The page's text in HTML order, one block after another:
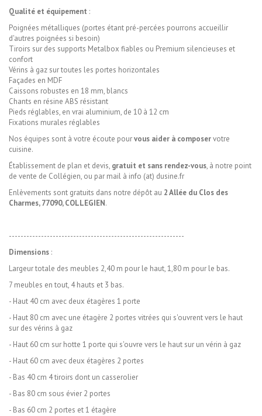
Qualité et équipement :
Poignées métalliques (portes étant pré-percées pourrons accueillir
d'autres poignées si besoin)
Tiroirs sur des supports Metalbox fiables ou Premium silencieuses et
confort
Vérins à gaz sur toutes les portes horizontales
Façades en MDF
Caissons robustes en 18 mm, blancs
Chants en résine ABS résistant
Pieds réglables, en vrai aluminium, de 10 à 12 cm
Fixations murales réglables
Nos équipes sont à votre écoute pourvous aider à composervotre
cuisine.
Établissement de plan et devis, gratuit et sans rendez-vous, à notre point
de vente de Collégien, ou par mail à info (at) dusine.fr
Enlèvements sont gratuits dans notre dépôt au 2 Allée du Clos des
Charmes, 77090, COLLEGIEN.
------------------------------------------------------------
Dimensions :
Largeur totale des meubles 2,40 m pour le haut, 1,80 m pour le bas.
7 meubles en tout, 4 hauts et 3 bas.
- Haut 40 cm avec deux étagères 1 porte
- Haut 80 cm avec une étagère 2 portes vitrées qui s'ouvrent vers le haut
sur des vérins à gaz
- Haut 60 cm sur hotte 1 porte qui s'ouvre vers le haut sur un vérin à gaz
- Haut 60 cm avec deux étagères 2 portes
- Bas 40 cm 4 tiroirs dont un casserolier
- Bas 80 cm sous évier 2 portes
- Bas 60 cm 2 portes et 1 étagère